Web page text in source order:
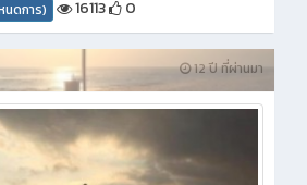
นดการ) 16113 0
12 ปี ที่ผ่านมา